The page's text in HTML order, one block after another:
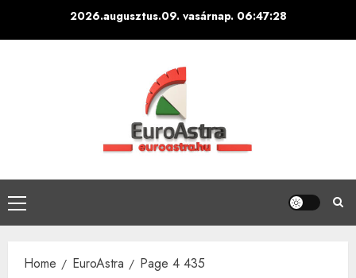
2026.augusztus.09. vasárnap. 06:47:29
Primary
Menu
Home EuroAstra Page 4 435